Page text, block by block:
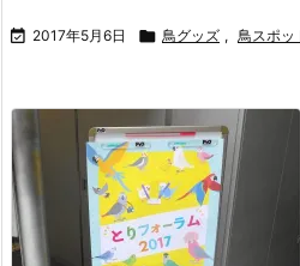
 2017年5月6日  鳥グッズ , 鳥スポッ